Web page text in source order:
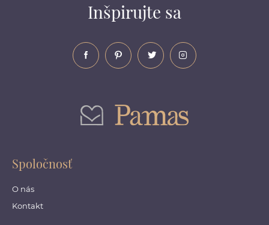
Inšpirujte sa
Spoločnosť
O nás
Kontakt